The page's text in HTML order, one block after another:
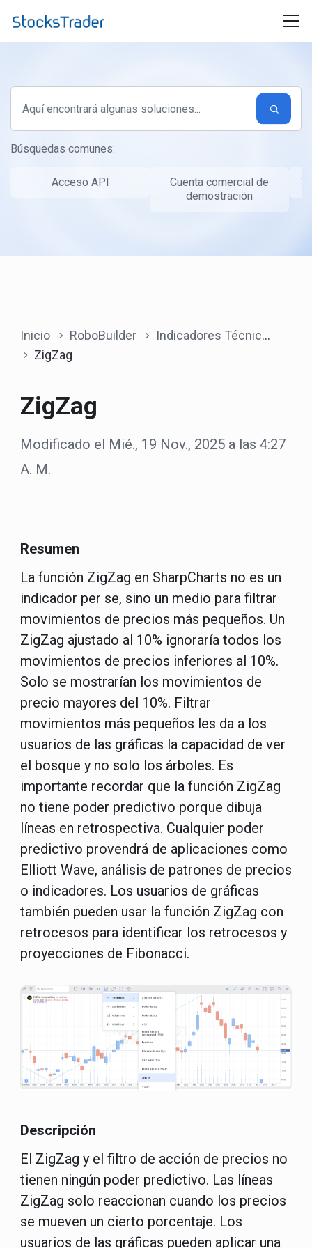
Búsquedas comunes:
Acceso API
Cuenta comercial de
demostración
Inicio RoboBuilder
Indicadores Técnicos
ZigZag
ZigZag
Modificado el Mié., 19 Nov., 2025 a las 4:27
A. M.
Resumen
La función ZigZag en SharpCharts no es un
indicador per se, sino un medio para filtrar
movimientos de precios más pequeños. Un
ZigZag ajustado al 10% ignoraría todos los
movimientos de precios inferiores al 10%.
Solo se mostrarían los movimientos de
precio mayores del 10%. Filtrar
movimientos más pequeños les da a los
usuarios de las gráficas la capacidad de ver
el bosque y no solo los árboles. Es
importante recordar que la función ZigZag
no tiene poder predictivo porque dibuja
líneas en retrospectiva. Cualquier poder
predictivo provendrá de aplicaciones como
Elliott Wave, análisis de patrones de precios
o indicadores. Los usuarios de gráficas
también pueden usar la función ZigZag con
retrocesos para identificar los retrocesos y
proyecciones de Fibonacci.
Descripción
El ZigZag y el filtro de acción de precios no
tienen ningún poder predictivo. Las líneas
ZigZag solo reaccionan cuando los precios
se mueven un cierto porcentaje. Los
usuarios de las gráficas pueden aplicar una